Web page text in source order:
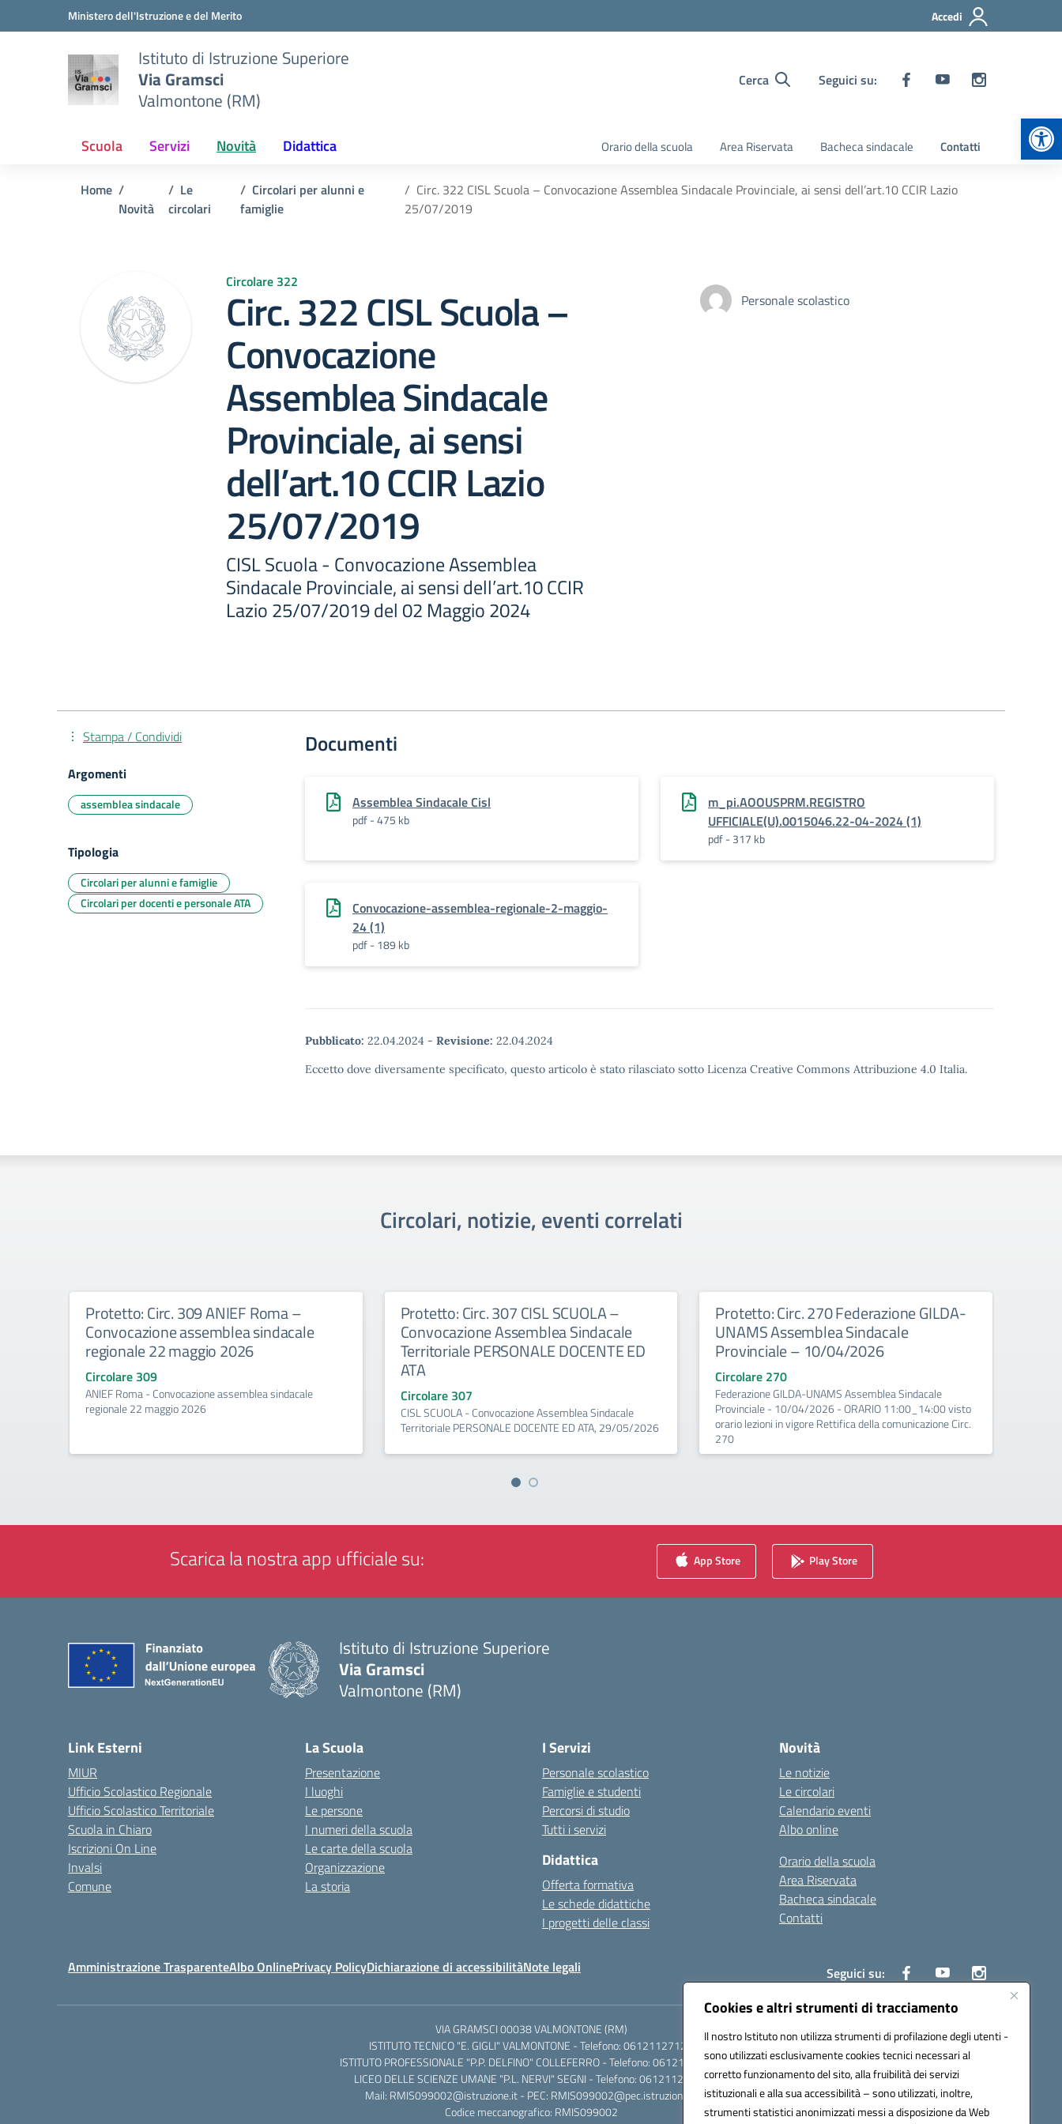
Cookies e altri strumenti di tracciamento
Il nostro Istituto non utilizza strumenti di profilazione degli utenti -
sono utilizzati esclusivamente cookies tecnici necessari al
corretto funzionamento del sito, alla fruibilità dei servizi
istituzionali e alla sua accessibilità – sono utilizzati, inoltre,
strumenti statistici anonimizzati messi a disposizione da Web
Vai ai contenuti
Vai al menu di navigazioneMinistero dell'Istruzione e del Merito Accedi
Istituto di Istruzione Superiore
Via Gramsci
Valmontone (RM)
Cerca Seguici su:
Scuola Servizi Novità Didattica Orario della scuola Area Riservata Bacheca sindacale Contatti
Home
Novità
Le
circolari
Circolari per alunni e
famiglie
Circ. 322 CISL Scuola – Convocazione Assemblea Sindacale Provinciale, ai sensi dell’art.10 CCIR Lazio
25/07/2019
Circolare 322
Circ. 322 CISL Scuola –
Convocazione
Assemblea Sindacale
Provinciale, ai sensi
dell’art.10 CCIR Lazio
25/07/2019
CISL Scuola - Convocazione Assemblea
Sindacale Provinciale, ai sensi dell’art.10 CCIR
Lazio 25/07/2019 del 02 Maggio 2024
Personale scolastico
Documenti
Assemblea Sindacale Cisl
pdf - 475 kb
m_pi.AOOUSPRM.REGISTRO
UFFICIALE(U).0015046.22-04-2024 (1)
pdf - 317 kb
Convocazione-assemblea-regionale-2-maggio-
24 (1)
pdf - 189 kb
Pubblicato: 22.04.2024 - Revisione: 22.04.2024
Eccetto dove diversamente specificato, questo articolo è stato rilasciato sotto Licenza Creative Commons Attribuzione 4.0 Italia.
Stampa / Condividi
Argomenti
assemblea sindacale
Tipologia
Circolari per alunni e famiglie
Circolari per docenti e personale ATA
Circolari, notizie, eventi correlati
Protetto: Circ. 309 ANIEF Roma –
Convocazione assemblea sindacale
regionale 22 maggio 2026
Circolare 309
ANIEF Roma - Convocazione assemblea sindacale
regionale 22 maggio 2026
Protetto: Circ. 307 CISL SCUOLA –
Convocazione Assemblea Sindacale
Territoriale PERSONALE DOCENTE ED
ATA
Circolare 307
CISL SCUOLA - Convocazione Assemblea Sindacale
Territoriale PERSONALE DOCENTE ED ATA, 29/05/2026
Protetto: Circ. 270 Federazione GILDA-
UNAMS Assemblea Sindacale
Provinciale – 10/04/2026
Circolare 270
Federazione GILDA-UNAMS Assemblea Sindacale
Provinciale - 10/04/2026 - ORARIO 11:00_14:00 visto
orario lezioni in vigore Rettifica della comunicazione Circ.
270
Scarica la nostra app ufficiale su: App Store Play Store
Istituto di Istruzione Superiore
Via Gramsci
Valmontone (RM)
Link Esterni
MIUR
Ufficio Scolastico Regionale
Ufficio Scolastico Territoriale
Scuola in Chiaro
Iscrizioni On Line
Invalsi
Comune
La Scuola
Presentazione
I luoghi
Le persone
I numeri della scuola
Le carte della scuola
Organizzazione
La storia
I Servizi
Personale scolastico
Famiglie e studenti
Percorsi di studio
Tutti i servizi
Didattica
Offerta formativa
Le schede didattiche
I progetti delle classi
Novità
Le notizie
Le circolari
Calendario eventi
Albo online
Orario della scuola
Area Riservata
Bacheca sindacale
Contatti
Amministrazione TrasparenteAlbo OnlinePrivacy PolicyDichiarazione di accessibilitàNote legali Seguici su:
VIA GRAMSCI 00038 VALMONTONE (RM)
ISTITUTO TECNICO "E. GIGLI" VALMONTONE - Telefono: 06121127125
ISTITUTO PROFESSIONALE "P.P. DELFINO" COLLEFERRO - Telefono: 06121126825
LICEO DELLE SCIENZE UMANE "P.L. NERVI" SEGNI - Telefono: 06121126845
Mail: RMIS099002@istruzione.it - PEC: RMIS099002@pec.istruzione.it
Codice meccanografico: RMIS099002